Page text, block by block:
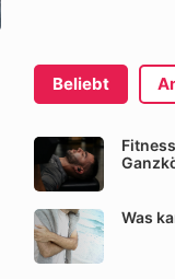
Beliebt
Was